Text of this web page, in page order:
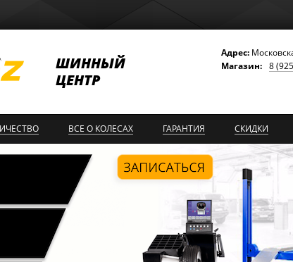
ШИННЫЙ
ЦЕНТР
Адрес:
Магазин: 8
ВСЕ О КОЛЕСАХ ГАРАНТИЯ СКИДКИ